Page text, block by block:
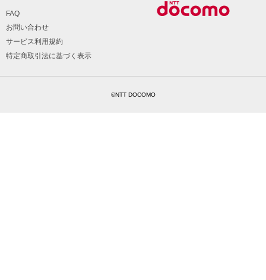
FAQ
お問い合わせ
サービス利用規約
特定商取引法に基づく表示
©NTT DOCOMO